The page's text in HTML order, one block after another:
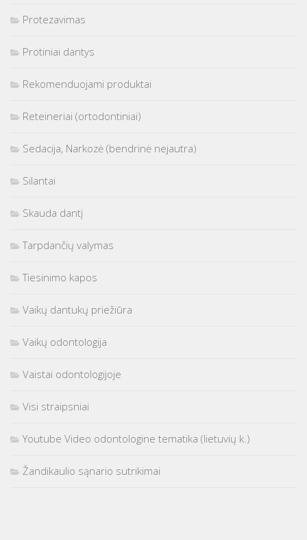
Protezavimas
Protiniai dantys
Rekomenduojami produktai
Reteineriai (ortodontiniai)
Sedacija, Narkozė (bendrinė nejautra)
Silantai
Skauda dantį
Tarpdančių valymas
Tiesinimo kapos
Vaikų dantukų priežiūra
Vaikų odontologija
Vaistai odontologijoje
Visi straipsniai
Youtube Video odontologine tematika (lietuvių k.)
Žandikaulio sąnario sutrikimai